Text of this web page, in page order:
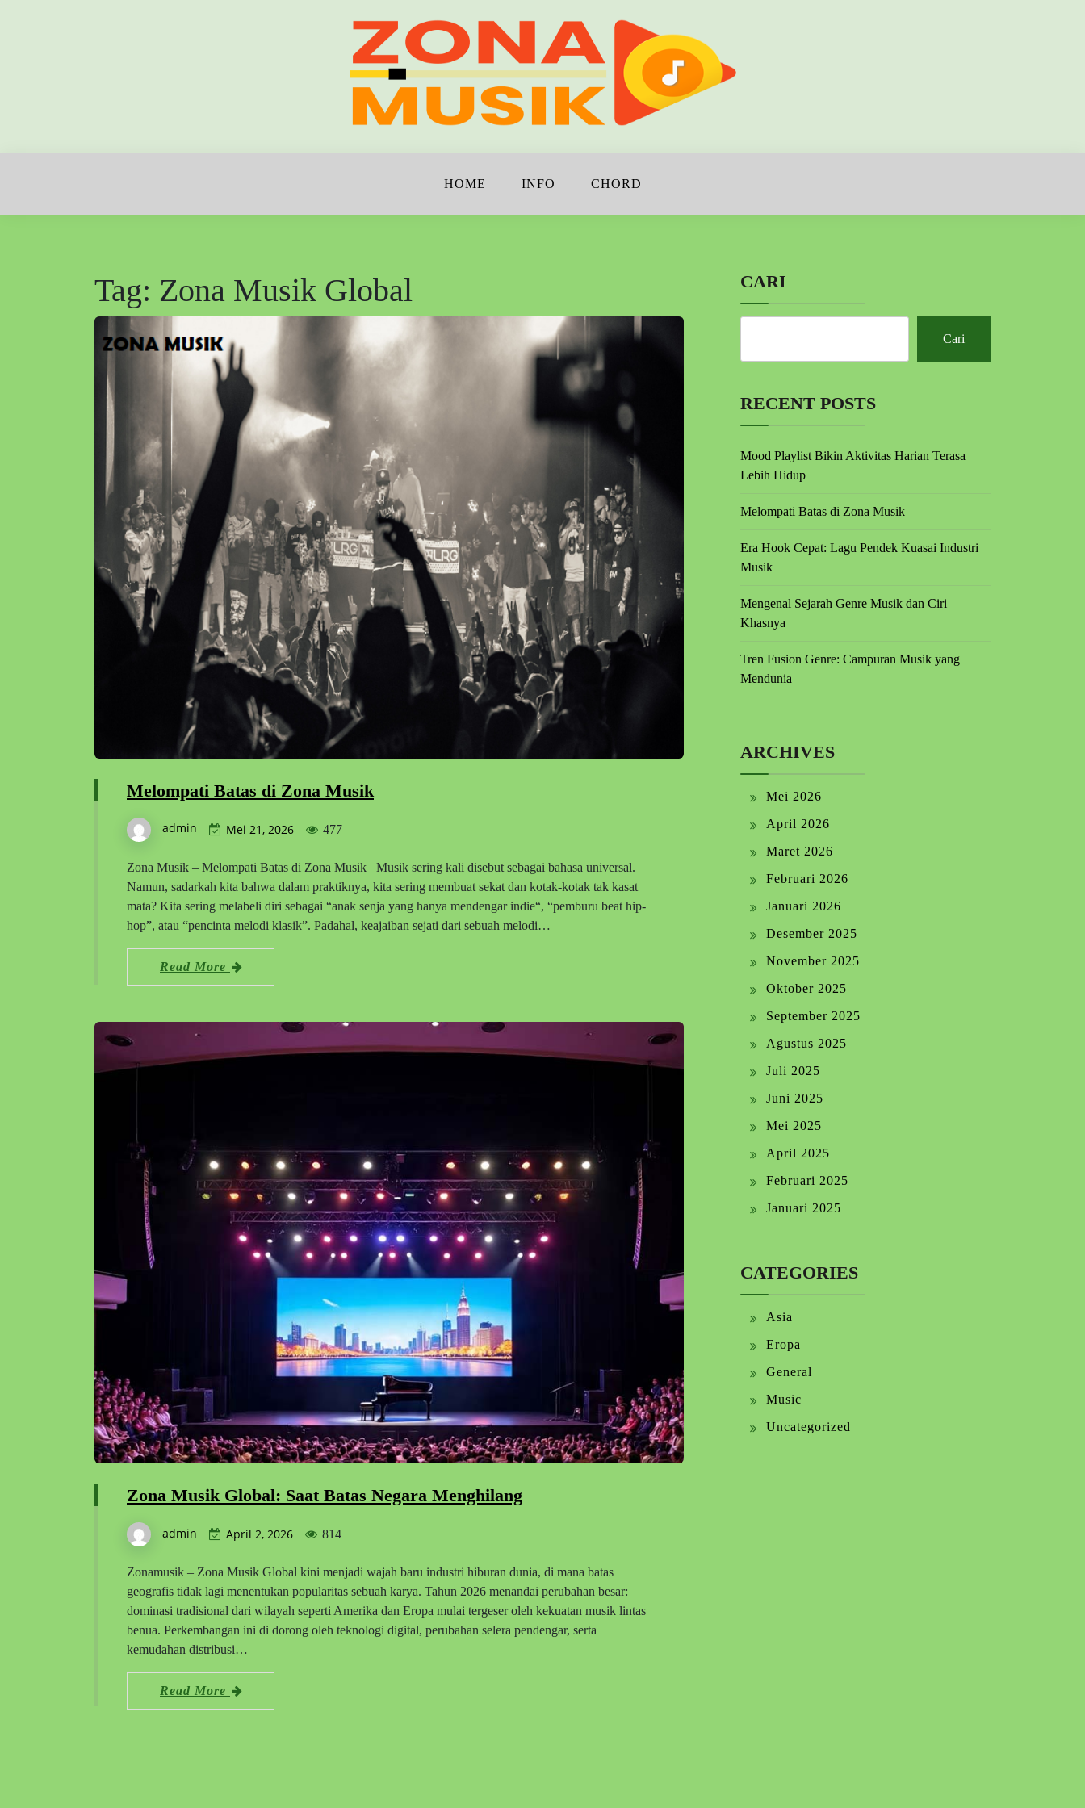
HOME INFO CHORD
Tag: Zona Musik Global
Melompati Batas di Zona Musik
admin Mei 21, 2026 477
Zona Musik – Melompati Batas di Zona Musik Musik sering kali disebut sebagai bahasa universal.
Namun, sadarkah kita bahwa dalam praktiknya, kita sering membuat sekat dan kotak-kotak tak kasat
mata? Kita sering melabeli diri sebagai “anak senja yang hanya mendengar indie“, “pemburu beat hip-
hop”, atau “pencinta melodi klasik”. Padahal, keajaiban sejati dari sebuah melodi…
Read More
Zona Musik Global: Saat Batas Negara Menghilang
admin April 2, 2026 814
Zonamusik – Zona Musik Global kini menjadi wajah baru industri hiburan dunia, di mana batas
geografis tidak lagi menentukan popularitas sebuah karya. Tahun 2026 menandai perubahan besar:
dominasi tradisional dari wilayah seperti Amerika dan Eropa mulai tergeser oleh kekuatan musik lintas
benua. Perkembangan ini di dorong oleh teknologi digital, perubahan selera pendengar, serta
kemudahan distribusi…
Read More
CARI
Cari
RECENT POSTS
Mood Playlist Bikin Aktivitas Harian Terasa
Lebih Hidup
Melompati Batas di Zona Musik
Era Hook Cepat: Lagu Pendek Kuasai Industri
Musik
Mengenal Sejarah Genre Musik dan Ciri
Khasnya
Tren Fusion Genre: Campuran Musik yang
Mendunia
ARCHIVES
Mei 2026
April 2026
Maret 2026
Februari 2026
Januari 2026
Desember 2025
November 2025
Oktober 2025
September 2025
Agustus 2025
Juli 2025
Juni 2025
Mei 2025
April 2025
Februari 2025
Januari 2025
CATEGORIES
Asia
Eropa
General
Music
Uncategorized